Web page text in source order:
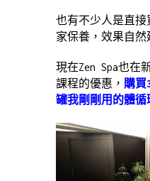
也有不少人是直
家保養，效果自
現在Zen Spa也在
課程的優惠， 購買
罐我剛剛用的體循